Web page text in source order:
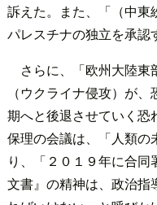
訴えた。また、「（中東
パレスチナの独立を承認
さらに、「欧州大陸東
（ウクライナ侵攻）が
期へと後退させていく恐
保理の会議は、「人類の
り、「２０１９年に合
文書』の精神は、政治指